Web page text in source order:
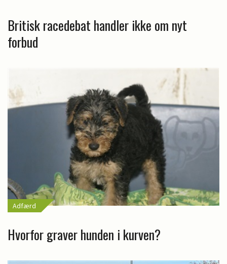
Britisk racedebat handler ikke om nyt
forbud
Adfærd
Hvorfor graver hunden i kurven?